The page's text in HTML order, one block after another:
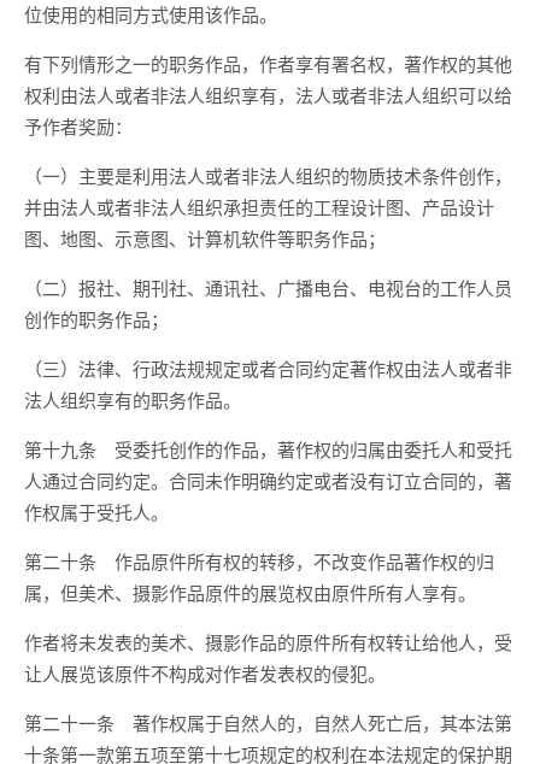
位使用的相同方式使用该作品。
有下列情形之一的职务作品，作者享有署名权，著作权的其他
权利由法人或者非法人组织享有，法人或者非法人组织可以给
予作者奖励：
（一）主要是利用法人或者非法人组织的物质技术条件创作，
并由法人或者非法人组织承担责任的工程设计图、产品设计
图、地图、示意图、计算机软件等职务作品；
（二）报社、期刊社、通讯社、广播电台、电视台的工作人员
创作的职务作品；
（三）法律、行政法规规定或者合同约定著作权由法人或者非
法人组织享有的职务作品。
第十九条 受委托创作的作品，著作权的归属由委托人和受托
人通过合同约定。合同未作明确约定或者没有订立合同的，著
作权属于受托人。
第二十条 作品原件所有权的转移，不改变作品著作权的归
属，但美术、摄影作品原件的展览权由原件所有人享有。
作者将未发表的美术、摄影作品的原件所有权转让给他人，受
让人展览该原件不构成对作者发表权的侵犯。
第二十一条 著作权属于自然人的，自然人死亡后，其本法第
十条第一款第五项至第十七项规定的权利在本法规定的保护期